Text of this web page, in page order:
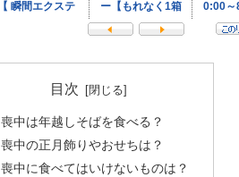
目次
喪中は年越しそばを食べる？
喪中の正月飾りやおせちは？
喪中に食べてはいけないものは？